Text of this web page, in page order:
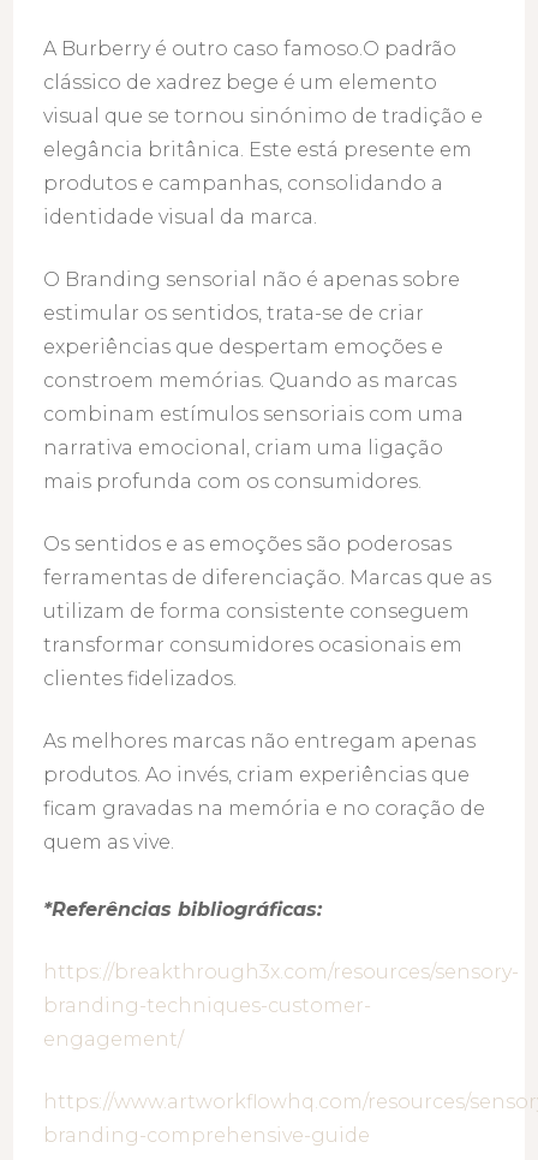
A Burberry é outro caso famoso.O padrão
clássico de xadrez bege é um elemento
visual que se tornou sinónimo de tradição e
elegância britânica. Este está presente em
produtos e campanhas, consolidando a
identidade visual da marca.
O Branding sensorial não é apenas sobre
estimular os sentidos, trata-se de criar
experiências que despertam emoções e
constroem memórias. Quando as marcas
combinam estímulos sensoriais com uma
narrativa emocional, criam uma ligação
mais profunda com os consumidores.
Os sentidos e as emoções são poderosas
ferramentas de diferenciação. Marcas que as
utilizam de forma consistente conseguem
transformar consumidores ocasionais em
clientes fidelizados.
As melhores marcas não entregam apenas
produtos. Ao invés, criam experiências que
ficam gravadas na memória e no coração de
quem as vive.
*Referências bibliográficas:
https://breakthrough3x.com/resources/sensory-
branding-techniques-customer-
engagement/
https://www.artworkflowhq.com/resources/
branding-comprehensive-guide